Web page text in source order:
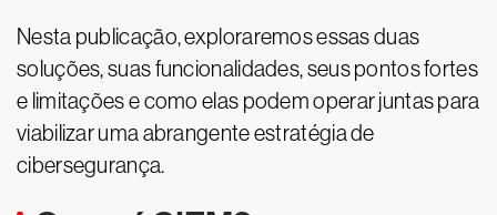
Nesta publicação, exploraremos essas duas
soluções, suas funcionalidades, seus pontos fortes
e limitações e como elas podem operar juntas para
viabilizar uma abrangente estratégia de
cibersegurança.